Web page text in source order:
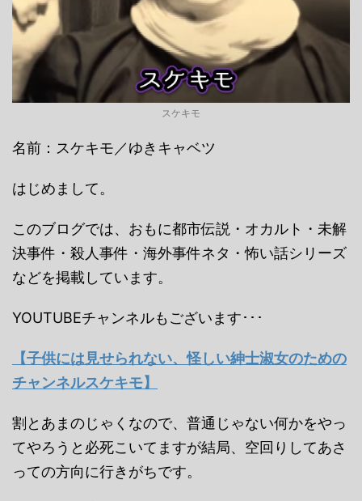
スケキモ
名前：スケキモ／ゆきキャベツ
はじめまして。
このブログでは、おもに都市伝説・オカルト・未解
決事件・殺人事件・海外事件ネタ・怖い話シリーズ
などを掲載しています。
YOUTUBEチャンネルもございます･･･
【子供には見せられない、怪しい紳士淑女のための
チャンネルスケキモ】
割とあまのじゃくなので、普通じゃない何かをやっ
てやろうと必死こいてますが結局、空回りしてあさ
っての方向に行きがちです。